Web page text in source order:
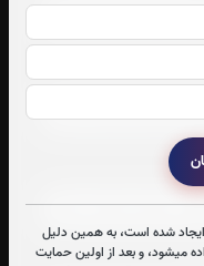
شده است، به همین دلیل
میشود، و بعد از اولین حمایت